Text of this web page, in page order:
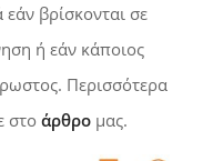
βρίσκονται σε
ή εάν κάποιος
Περισσότερα
στο άρθρο μας.